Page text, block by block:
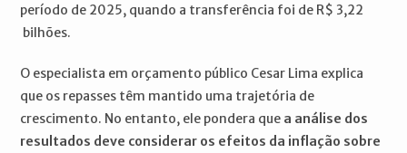
período de 2025, quando a transferência foi de R$ 3,22
bilhões.
O especialista em orçamento público Cesar Lima explica
que os repasses têm mantido uma trajetória de
crescimento. No entanto, ele pondera que a análise dos
resultados deve considerar os efeitos da inflação sobre